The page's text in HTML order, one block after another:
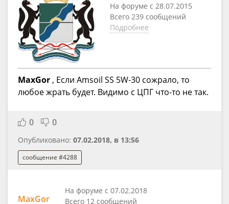
На форуме с 28.07.2015
Всего 239 сообщений
Подробнее
MaxGor , Если Amsoil SS 5W-30 сожрало, то
любое жрать будет. Видимо с ЦПГ что-то не так.
0 0
Опубликовано: 07.02.2018, в 13:56
сообщение #4288
MaxGor
На форуме с 07.02.2018
Всего 12 сообщений